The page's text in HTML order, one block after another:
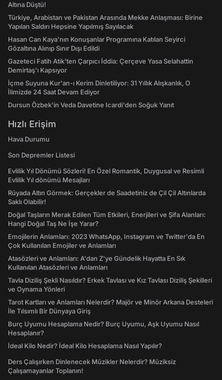
Altına Düştü!
Türkiye, Arabistan ve Pakistan Arasında Mekke Anlaşması: Birine
Yapılan Saldırı Hepsine Yapılmış Sayılacak
Hasan Can Kaya’nın Konuşanlar Programına Katılan Seyirci
Gözaltına Alınıp Sınır Dışı Edildi
Gazeteci Fatih Atik'ten Çarpıcı İddia: Çerçeve Yasa Selahattin
Demirtaş'ı Kapsıyor
İçme Suyuna Kur'an-ı Kerim Dinletiliyor: 31 Yıllık Alışkanlık, O
İlimizde 24 Saat Devam Ediyor
Dursun Özbek'in Veda Davetine Icardi'den Soğuk Yanıt
Hızlı Erişim
Hava Durumu
Son Depremler Listesi
Evlilik Yıl Dönümü Sözleri! En Özel Romantik, Duygusal ve Resimli
Evlilik Yıl dönümü Mesajları
Rüyada Altın Görmek: Gerçekler de Saadetiniz de Çil Çil Altınlarda
Saklı Olabilir!
Doğal Taşların Merak Edilen Tüm Etkileri, Enerjileri ve Şifa Alanları:
Hangi Doğal Taş Ne İşe Yarar?
Emojilerin Anlamları: 2023 WhatsApp, Instagram ve Twitter'da En
Çok Kullanılan Emojiler ve Anlamları
Atasözleri ve Anlamları: A'dan Z'ye Gündelik Hayatta En Sık
Kullanılan Atasözleri ve Anlamları
Tavla Diziliş Şekli Nasıldır? Erkek Tavlası ve Kız Tavlası Diziliş Şekilleri
ve Oynama Yönleri
Tarot Kartları ve Anlamları Nelerdir? Majör ve Minör Arkana Desteleri
İle Tılsımlı Bir Dünyaya Giriş
Burç Uyumu Hesaplama Nedir? Burç Uyumu, Aşk Uyumu Nasıl
Hesaplanır?
İdeal Kilo Nedir? İdeal Kilo Hesaplama Nasıl Yapılır?
Ders Çalışırken Dinlenecek Müzikler Nelerdir? Müziksiz
Çalışamayanlar Toplanın!